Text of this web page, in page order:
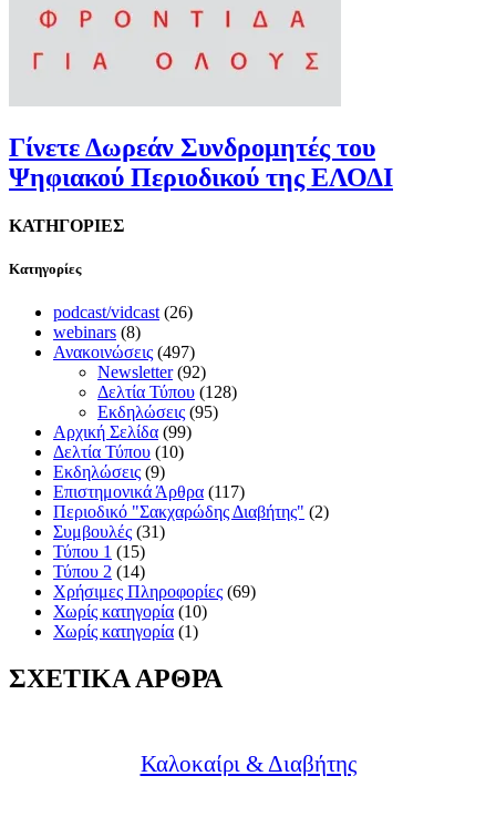
Γίνετε Δωρεάν Συνδρομητές του
Ψηφιακού Περιοδικού της ΕΛΟΔΙ
ΚΑΤΗΓΟΡΙΕΣ
Kατηγορίες
podcast/vidcast (26)
webinars (8)
Ανακοινώσεις (497)
Newsletter(92)
Δελτία Τύπου (128)
Εκδηλώσεις (95)
Αρχική Σελίδα (99)
Δελτία Τύπου (10)
Εκδηλώσεις (9)
Επιστημονικά Άρθρα (117)
Περιοδικό "Σακχαρώδης Διαβήτης" (2)
Συμβουλές (31)
Τύπου 1 (15)
Τύπου 2 (14)
Χρήσιμες Πληροφορίες (69)
Χωρίς κατηγορία (10)
Χωρίς κατηγορία (1)
ΣΧΕΤΙΚΑ ΑΡΘΡΑ
Καλοκαίρι & Διαβήτης